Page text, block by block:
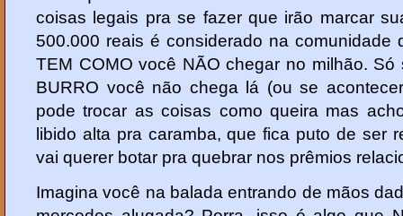
coisas legais pra se fazer que irão marcar
500.000 reais é considerado na comunidade
TEM COMO você NÃO chegar no milhão.
BURRO você não chega lá (ou se
pode trocar as coisas como queira mas
libido alta pra caramba, que fica puto de ser
vai querer botar pra quebrar nos prêmios
Imagina você na balada entrando de mãos